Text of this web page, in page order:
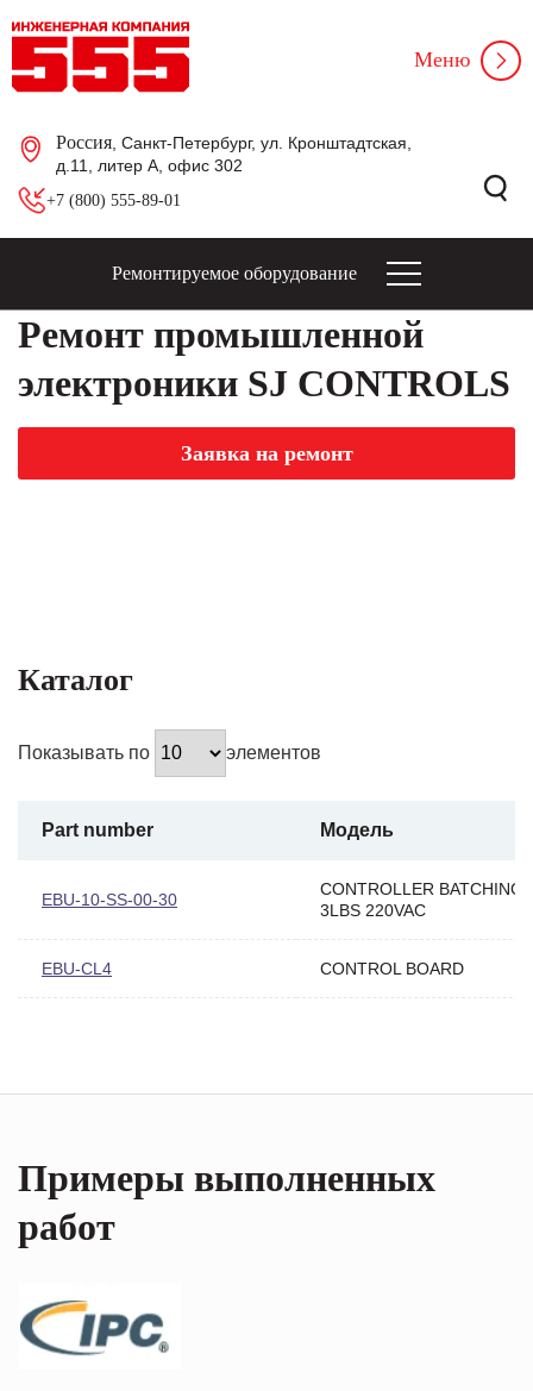
Россия , Санкт-Петербург, ул. Кронштадтская,
д.11, литер А, офис 302
+7 (800) 555-89-01
Меню
Ремонтируемое оборудование
Ремонт промышленной
электроники SJ CONTROLS
Заявка на ремонт
Каталог
Показывать по элементов
Part number Модель
EBU-10-SS-00-30
CONTROLLER BATCHING
3LBS 220VAC
EBU-CL4 CONTROL BOARD
Примеры выполненных
работ